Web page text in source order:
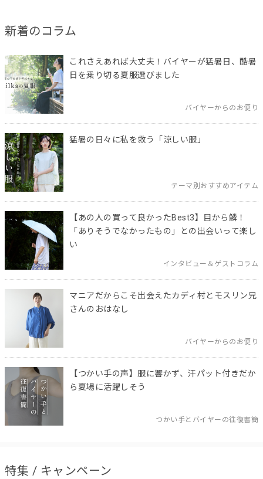
新着のコラム
これさえあれば大丈夫！バイヤーが猛暑日、酷暑
日を乗り切る夏服選びました
バイヤーからのお便り
猛暑の日々に私を救う「涼しい服」
テーマ別おすすめアイテム
【あの人の買って良かったBest3】目から鱗！
「ありそうでなかったもの」との出会いって楽し
い
インタビュー＆ゲストコラム
マニアだからこそ出会えたカディ村とモスリン兄
さんのおはなし
バイヤーからのお便り
【つかい手の声】服に響かず、汗パット付きだか
ら夏場に活躍しそう
つかい手とバイヤーの往復書簡
特集 / キャンペーン